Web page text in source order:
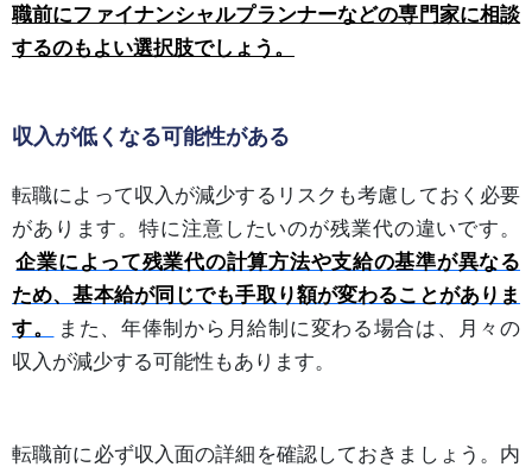
職前にファイナンシャルプランナーなどの専門家に相談
するのもよい選択肢でしょう。
収入が低くなる可能性がある
転職によって収入が減少するリスクも考慮しておく必要
があります。特に注意したいのが残業代の違いです。
企業によって残業代の計算方法や支給の基準が異なる
ため、基本給が同じでも手取り額が変わることがありま
す。
また、年俸制から月給制に変わる場合は、月々の
収入が減少する可能性もあります。
転職前に必ず収入面の詳細を確認しておきましょう。内